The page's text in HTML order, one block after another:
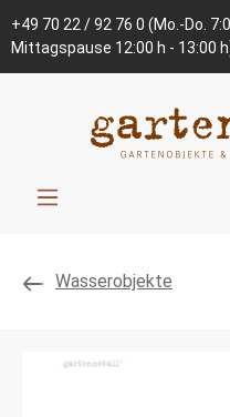
+49 70 22 / 92 76 0 (Mo.-Do.
Mittagspause 12:00 h - 13:00
Wasserobjekte